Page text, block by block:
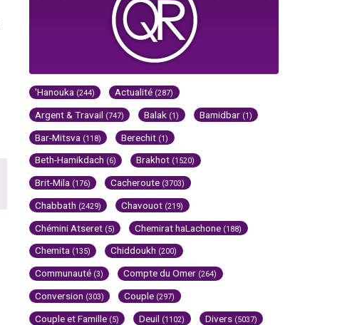
'Hanouka (244) Actualité (287)
Argent & Travail (747) Balak (1) Bamidbar (1)
Bar-Mitsva (118) Berechit (1)
Beth-Hamikdach (6) Brakhot (1520)
Brit-Mila (176) Cacheroute (3703)
Chabbath (2429) Chavouot (219)
Chémini Atseret (5) Chemirat haLachone (188)
Chemita (135) Chiddoukh (200)
Communauté (3) Compte du Omer (264)
Conversion (303) Couple (297)
Couple et Famille (5) Deuil (1102) Divers (5037)